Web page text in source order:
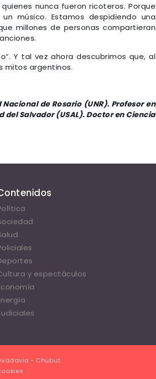
nunca fueron ricoteros. Porque
músico. Estamos despidiendo una
millones de personas compartieran
Y tal vez ahora descubrimos que, al
mitos argentinos.
de Rosario (UNR). Profesor en
del Salvador (USAL). Doctor en Ciencia
y espectáculos
- Chubut.